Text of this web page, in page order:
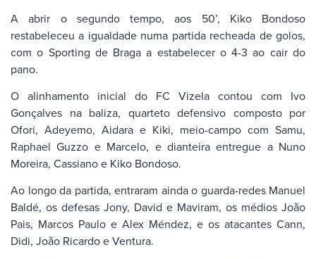
A abrir o segundo tempo, aos 50’, Kiko Bondoso
restabeleceu a igualdade numa partida recheada de golos,
com o Sporting de Braga a estabelecer o 4-3 ao cair do
pano.
O alinhamento inicial do FC Vizela contou com Ivo
Gonçalves na baliza, quarteto defensivo composto por
Ofori, Adeyemo, Aidara e Kiki, meio-campo com Samu,
Raphael Guzzo e Marcelo, e dianteira entregue a Nuno
Moreira, Cassiano e Kiko Bondoso.
Ao longo da partida, entraram ainda o guarda-redes Manuel
Baldé, os defesas Jony, David e Maviram, os médios João
Pais, Marcos Paulo e Alex Méndez, e os atacantes Cann,
Didi, João Ricardo e Ventura.